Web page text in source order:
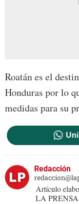
Roatán es el
Honduras por lo
medidas para su
Redacción
Artículo
LA